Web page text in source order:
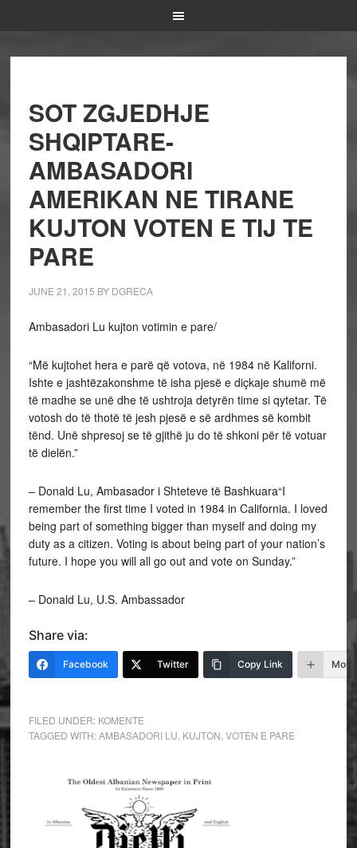
SOT ZGJEDHJE
SHQIPTARE-
AMBASADORI
AMERIKAN NE TIRANE
KUJTON VOTEN E TIJ TE
PARE
JUNE 21, 2015 BY DGRECA
Ambasadori Lu kujton votimin e pare/
“Më kujtohet hera e parë që votova, në 1984 në Kaliforni.
Ishte e jashtëzakonshme të isha pjesë e diçkaje shumë më
të madhe se unë dhe të ushtroja detyrën time si qytetar. Të
votosh do të thotë të jesh pjesë e së ardhmes së kombit
tënd. Unë shpresoj se të gjithë ju do të shkoni për të votuar
të dielën.”
– Donald Lu, Ambasador i Shteteve të Bashkuara“I
remember the first time I voted in 1984 in California. I loved
being part of something bigger than myself and doing my
duty as a citizen. Voting is about being part of your nation’s
future. I hope you will all go out and vote on Sunday.”
– Donald Lu, U.S. Ambassador
Share via:
Facebook Twitter Copy Link More
FILED UNDER: KOMENTE
TAGGED WITH:AMBASADORI LU KUJTON VOTEN E PARE